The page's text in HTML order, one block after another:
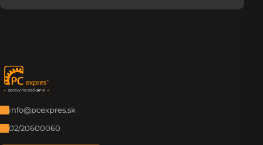
Zápätie
info@pcexpres.sk
02/20600060